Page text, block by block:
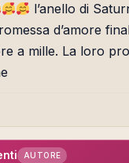
l’anello di
d’amore
a mille. La loro
AUTORE